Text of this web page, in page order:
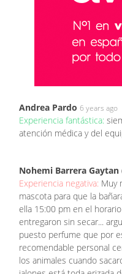
Andrea Pardo 6 years ago
Experiencia fantástica:
atención médica y del
Nohemi Barrera Gaytan
Experiencia negativa: Muy
mascota para que la
ella 15:00 pm en el
entregaron sin secar...
puesto perfume que por
recomendable personal
los animales cuando